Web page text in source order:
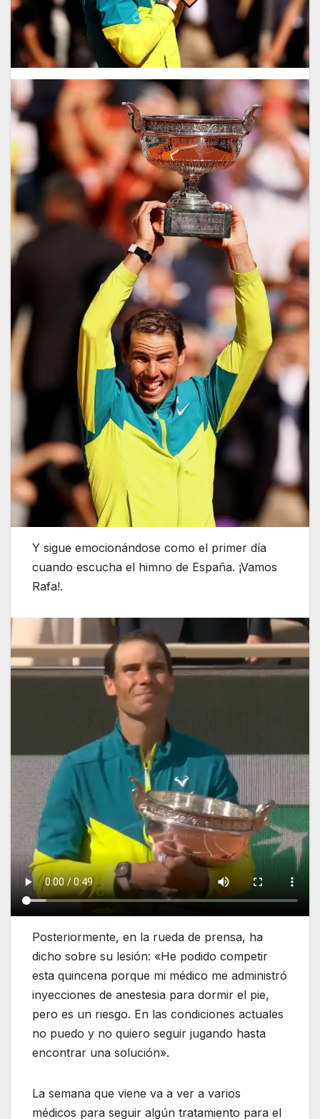
Y sigue emocionándose como el primer día
cuando escucha el himno de España. ¡Vamos
Rafa!.
Posteriormente, en la rueda de prensa, ha
dicho sobre su lesión: «He podido competir
esta quincena porque mi médico me administró
inyecciones de anestesia para dormir el pie,
pero es un riesgo. En las condiciones actuales
no puedo y no quiero seguir jugando hasta
encontrar una solución».
La semana que viene va a ver a varios
médicos para seguir algún tratamiento para el